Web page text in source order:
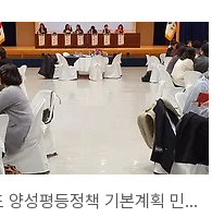
배우로 무대에 서야하는 형편이라
한 게 아쉽다. 내일 지면에 기사를
수상작 모두 보았던 거라 기사를 꾸
수월한 측면은 있었다. 기사는 내
추가로 스크랩할 요량하고 엊그제
나온 보도자료를 그대로 옮긴다. 다
도 보도자료에 뜬 내용. 2020 경남경남도 양성평등정책 기본계획 민관합동 토론회